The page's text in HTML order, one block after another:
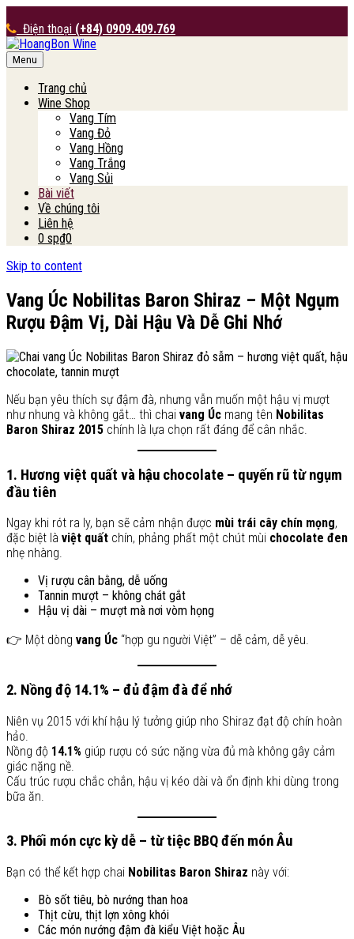
Điện thoại (+84) 0909.409.769
HoangBon Wine
Menu
Trang chủ
Wine Shop
Vang Tím
Vang Đỏ
Vang Hồng
Vang Trắng
Vang Sủi
Bài viết
Về chúng tôi
Liên hệ
0 sp₫0
Skip to content
Vang Úc Nobilitas Baron Shiraz – Một Ngụm
Rượu Đậm Vị, Dài Hậu Và Dễ Ghi Nhớ
Nếu bạn yêu thích sự đậm đà, nhưng vẫn muốn một hậu vị mượt
như nhung và không gắt… thì chai vang Úc mang tên Nobilitas
Baron Shiraz 2015 chính là lựa chọn rất đáng để cân nhắc.
1. Hương việt quất và hậu chocolate – quyến rũ từ ngụm
đầu tiên
Ngay khi rót ra ly, bạn sẽ cảm nhận được mùi trái cây chín mọng,
đặc biệt là việt quất chín, phảng phất một chút mùi chocolate đen
nhẹ nhàng.
Vị rượu cân bằng, dễ uống
Tannin mượt – không chát gắt
Hậu vị dài – mượt mà nơi vòm họng
👉 Một dòng vang Úc “hợp gu người Việt” – dễ cảm, dễ yêu.
2. Nồng độ 14.1% – đủ đậm đà để nhớ
Niên vụ 2015 với khí hậu lý tưởng giúp nho Shiraz đạt độ chín hoàn
hảo.
Nồng độ 14.1% giúp rượu có sức nặng vừa đủ mà không gây cảm
giác nặng nề.
Cấu trúc rượu chắc chắn, hậu vị kéo dài và ổn định khi dùng trong
bữa ăn.
3. Phối món cực kỳ dễ – từ tiệc BBQ đến món Âu
Bạn có thể kết hợp chai Nobilitas Baron Shiraz này với:
Bò sốt tiêu, bò nướng than hoa
Thịt cừu, thịt lợn xông khói
Các món nướng đậm đà kiểu Việt hoặc Âu